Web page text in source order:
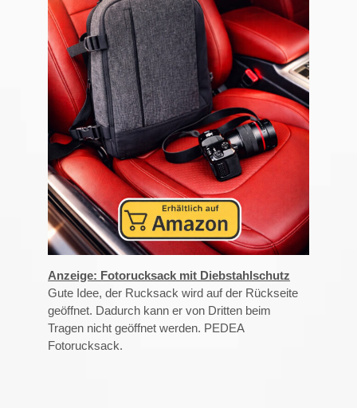
Anzeige: Fotorucksack mit Diebstahlschutz
Gute Idee, der Rucksack wird auf der Rückseite
geöffnet. Dadurch kann er von Dritten beim
Tragen nicht geöffnet werden. PEDEA
Fotorucksack.